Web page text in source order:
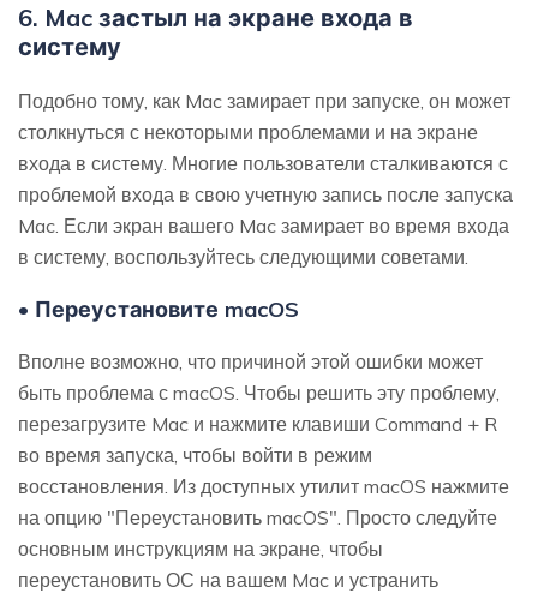
6. Mac застыл на экране входа в
систему
Подобно тому, как Mac замирает при запуске, он может
столкнуться с некоторыми проблемами и на экране
входа в систему. Многие пользователи сталкиваются с
проблемой входа в свою учетную запись после запуска
Mac. Если экран вашего Mac замирает во время входа
в систему, воспользуйтесь следующими советами.
• Переустановите macOS
Вполне возможно, что причиной этой ошибки может
быть проблема с macOS. Чтобы решить эту проблему,
перезагрузите Mac и нажмите клавиши Command + R
во время запуска, чтобы войти в режим
восстановления. Из доступных утилит macOS нажмите
на опцию "Переустановить macOS". Просто следуйте
основным инструкциям на экране, чтобы
переустановить ОС на вашем Mac и устранить